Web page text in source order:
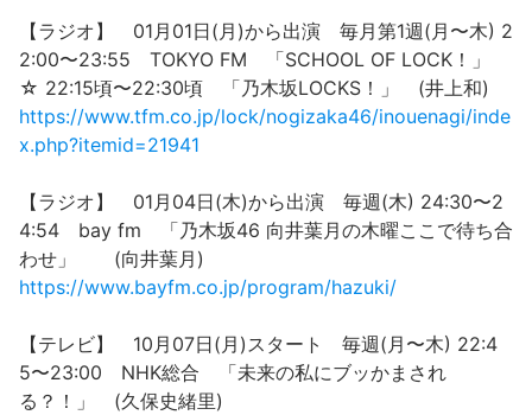
【ラジオ】 01月01日(月)から出演 毎月第1週(月〜木) 2
2:00〜23:55 TOKYO FM 「SCHOOL OF LOCK！」
☆ 22:15頃〜22:30頃 「乃木坂LOCKS！」 (井上和)
https://www.tfm.co.jp/lock/nogizaka46/inouenagi/inde
x.php?itemid=21941
【ラジオ】 01月04日(木)から出演 毎週(木) 24:30〜2
4:54 bay fm 「乃木坂46 向井葉月の木曜ここで待ち合
わせ」 (向井葉月)
https://www.bayfm.co.jp/program/hazuki/
【テレビ】 10月07日(月)スタート 毎週(月〜木) 22:4
5〜23:00 NHK総合 「未来の私にブッかまされ
る？！」 (久保史緒里)